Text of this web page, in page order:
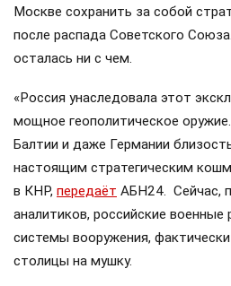
Москве сохранить за собой
после распада Советского
осталась ни с чем.
«Россия унаследовала этот
мощное геополитическое
Балтии и даже Германии
настоящим стратегическим
в КНР, передаёт АБН24. Сейчас,
аналитиков, российские
системы вооружения,
столицы на мушку.